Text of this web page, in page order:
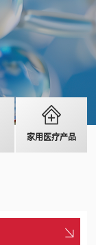
家用医疗产品